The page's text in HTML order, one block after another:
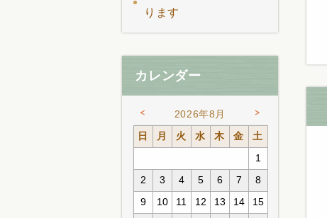
ります
カレンダー
< 2026年8月 >
日 月 火 水 木 金 土
1
2 3 4 5 6 7 8
9 10 11 12 13 14 15